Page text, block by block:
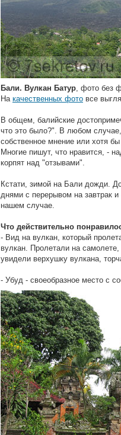
Бали. Вулкан Батур, фото без
На качественных фото все
В общем, балийские
что это было?". В любом
собственное мнение или хотя
Многие пишут, что нравится, -
корпят над "отзывами".
Кстати, зимой на Бали дожди.
днями с перерывом на завтрак
нашем случае.
Что действительно
- Вид на вулкан, который
вулкан. Пролетали на
увидели верхушку вулкана,
- Убуд - своеобразное место с